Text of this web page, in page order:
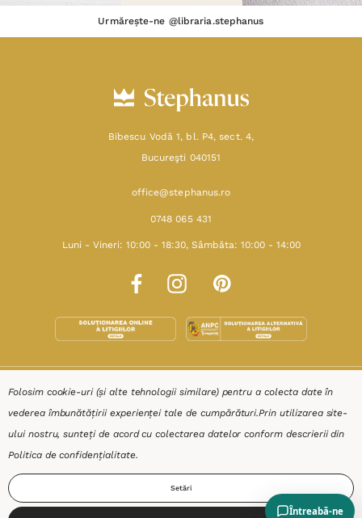
Urmărește-ne @libraria.stephanus
Bibescu Vodă 1, bl. P4, sect. 4,
Bucureşti 040151
office@stephanus.ro
0748 065 431
Luni - Vineri: 10:00 - 18:30, Sâmbăta: 10:00 - 14:00
SHOP
RESURSE
AJUTOR
Folosim cookie-uri (și alte tehnologii similare) pentru a colecta date în
vederea îmbunătățirii experienței tale de cumpărături.Prin utilizarea site-
ului nostru, sunteți de acord cu colectarea datelor conform descrierii din
Politica de confidențialitate.
Setări